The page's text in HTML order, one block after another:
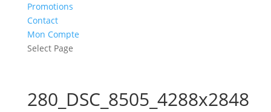
Promotions
Contact
Mon Compte
Select Page
280_DSC_8505_4288x2848